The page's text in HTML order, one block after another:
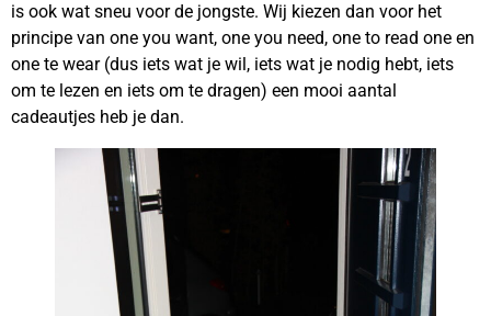
is ook wat sneu voor de jongste. Wij kiezen dan voor het
principe van one you want, one you need, one to read one en
one te wear (dus iets wat je wil, iets wat je nodig hebt, iets
om te lezen en iets om te dragen) een mooi aantal
cadeautjes heb je dan.